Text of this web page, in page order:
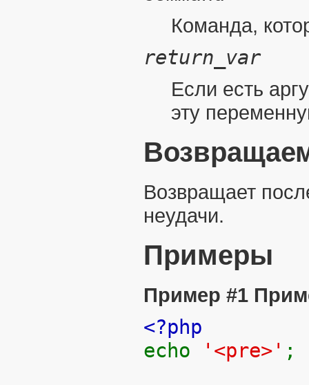
Команда,
return_var
Если есть
эту
Возвращает
неудачи.
Примеры
Пример #1
<?php
echo
'<pre>' ;